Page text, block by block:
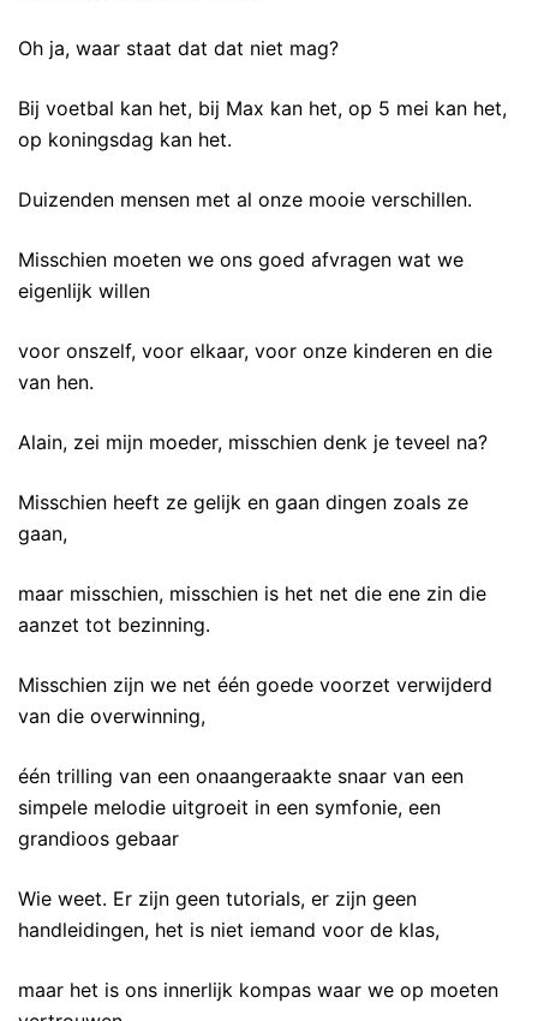
Oh ja, waar staat dat dat niet mag?
Bij voetbal kan het, bij Max kan het, op 5 mei kan het,
op koningsdag kan het.
Duizenden mensen met al onze mooie verschillen.
Misschien moeten we ons goed afvragen wat we
eigenlijk willen
voor onszelf, voor elkaar, voor onze kinderen en die
van hen.
Alain, zei mijn moeder, misschien denk je teveel na?
Misschien heeft ze gelijk en gaan dingen zoals ze
gaan,
maar misschien, misschien is het net die ene zin die
aanzet tot bezinning.
Misschien zijn we net één goede voorzet verwijderd
van die overwinning,
één trilling van een onaangeraakte snaar van een
simpele melodie uitgroeit in een symfonie, een
grandioos gebaar
Wie weet. Er zijn geen tutorials, er zijn geen
handleidingen, het is niet iemand voor de klas,
maar het is ons innerlijk kompas waar we op moeten